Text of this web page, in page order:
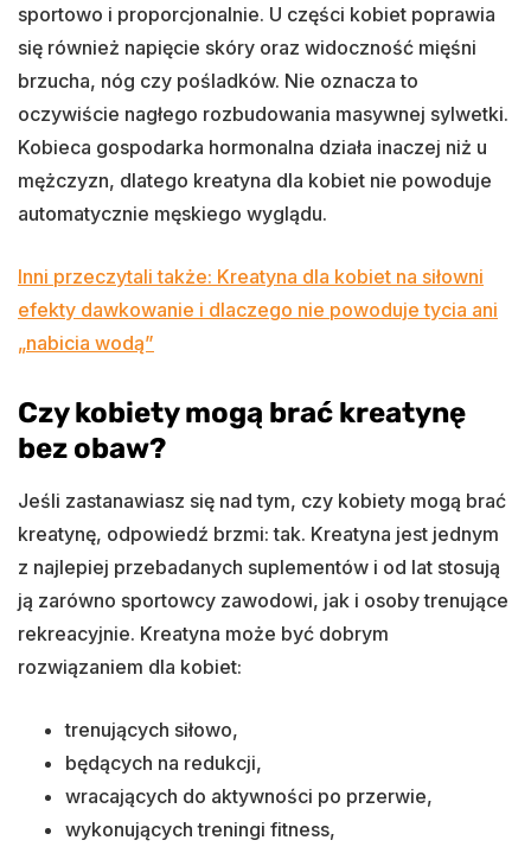
sportowo i proporcjonalnie. U części kobiet poprawia
się również napięcie skóry oraz widoczność mięśni
brzucha, nóg czy pośladków. Nie oznacza to
oczywiście nagłego rozbudowania masywnej sylwetki.
Kobieca gospodarka hormonalna działa inaczej niż u
mężczyzn, dlatego kreatyna dla kobiet nie powoduje
automatycznie męskiego wyglądu.
Inni przeczytali także: Kreatyna dla kobiet na siłowni
efekty dawkowanie i dlaczego nie powoduje tycia ani
„nabicia wodą”
Czy kobiety mogą brać kreatynę
bez obaw?
Jeśli zastanawiasz się nad tym, czy kobiety mogą brać
kreatynę, odpowiedź brzmi: tak. Kreatyna jest jednym
z najlepiej przebadanych suplementów i od lat stosują
ją zarówno sportowcy zawodowi, jak i osoby trenujące
rekreacyjnie. Kreatyna może być dobrym
rozwiązaniem dla kobiet:
trenujących siłowo,
będących na redukcji,
wracających do aktywności po przerwie,
wykonujących treningi fitness,